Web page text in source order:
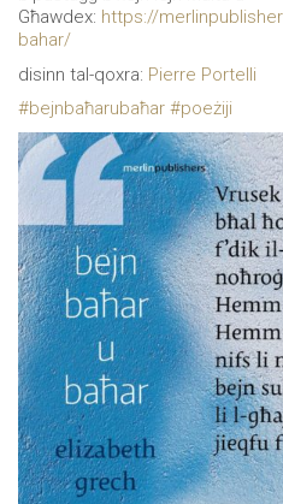
Għawdex: https://
bahar/
disinn tal-qoxra: Pierre Portelli
#bejnbaħarubaħar #poeżiji